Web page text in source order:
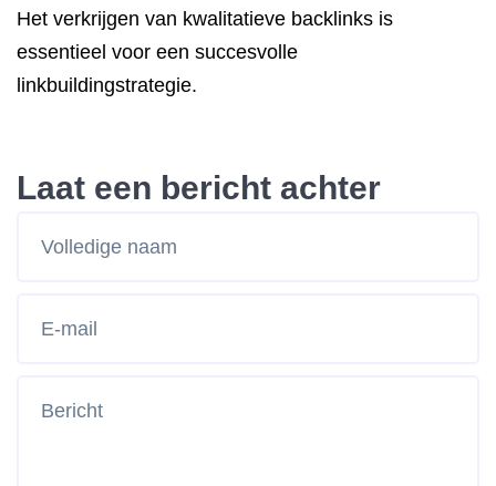
Het verkrijgen van kwalitatieve backlinks is
essentieel voor een succesvolle
linkbuildingstrategie.
Laat een bericht achter